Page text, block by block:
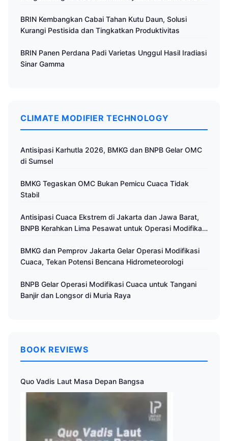
BRIN Kembangkan Cabai Tahan Kutu Daun, Solusi
Kurangi Pestisida dan Tingkatkan Produktivitas
BRIN Panen Perdana Padi Varietas Unggul Hasil Iradiasi
Sinar Gamma
CLIMATE MODIFIER TECHNOLOGY
Antisipasi Karhutla 2026, BMKG dan BNPB Gelar OMC
di Sumsel
BMKG Tegaskan OMC Bukan Pemicu Cuaca Tidak
Stabil
Antisipasi Cuaca Ekstrem di Jakarta dan Jawa Barat,
BNPB Kerahkan Lima Pesawat untuk Operasi Modifikasi
BMKG dan Pemprov Jakarta Gelar Operasi Modifikasi
Cuaca, Tekan Potensi Bencana Hidrometeorologi
BNPB Gelar Operasi Modifikasi Cuaca untuk Tangani
Banjir dan Longsor di Muria Raya
BOOK REVIEWS
Quo Vadis Laut Masa Depan Bangsa